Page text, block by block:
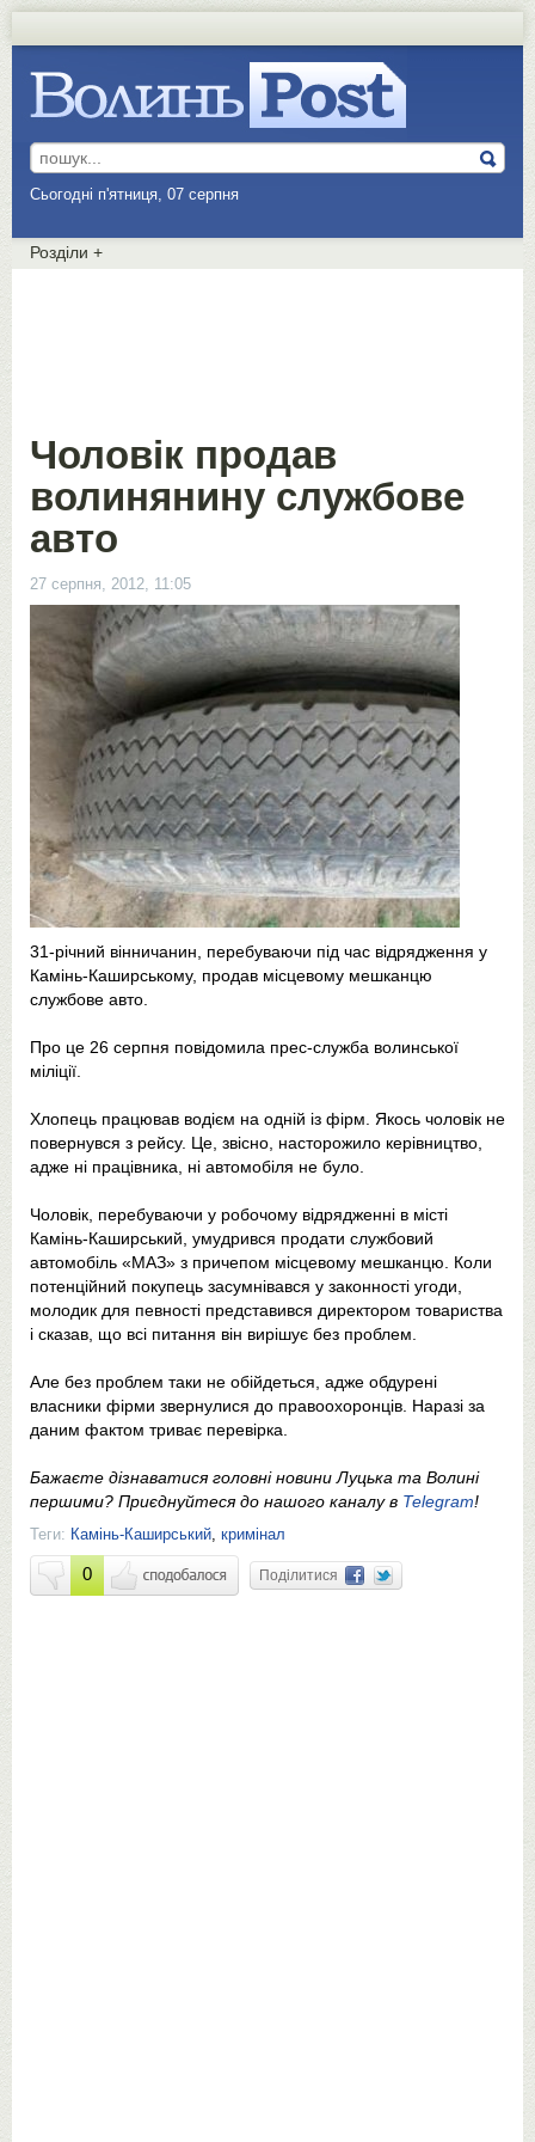
Сьогодні п'ятниця, 07 серпня
Розділи +
Чоловік продав
волинянину службове
авто
27 серпня, 2012, 11:05
31-річний вінничанин, перебуваючи під час відрядження у
Камінь-Каширському, продав місцевому мешканцю
службове авто.
Про це 26 серпня повідомила прес-служба волинської
міліції.
Хлопець працював водієм на одній із фірм. Якось чоловік не
повернувся з рейсу. Це, звісно, насторожило керівництво,
адже ні працівника, ні автомобіля не було.
Чоловік, перебуваючи у робочому відрядженні в місті
Камінь-Каширський, умудрився продати службовий
автомобіль «МАЗ» з причепом місцевому мешканцю. Коли
потенційний покупець засумнівався у законності угоди,
молодик для певності представився директором товариства
і сказав, що всі питання він вирішує без проблем.
Але без проблем таки не обійдеться, адже обдурені
власники фірми звернулися до правоохоронців. Наразі за
даним фактом триває перевірка.
Бажаєте дізнаватися головні новини Луцька та Волині
першими? Приєднуйтеся до нашого каналу в Telegram!
Теги: Камінь-Каширський, кримінал
0 Поділитися